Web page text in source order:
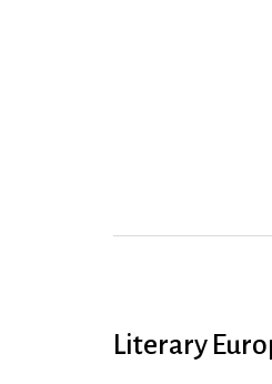
Literary